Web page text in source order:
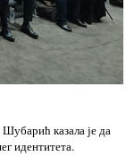
казала је да
идентитета.